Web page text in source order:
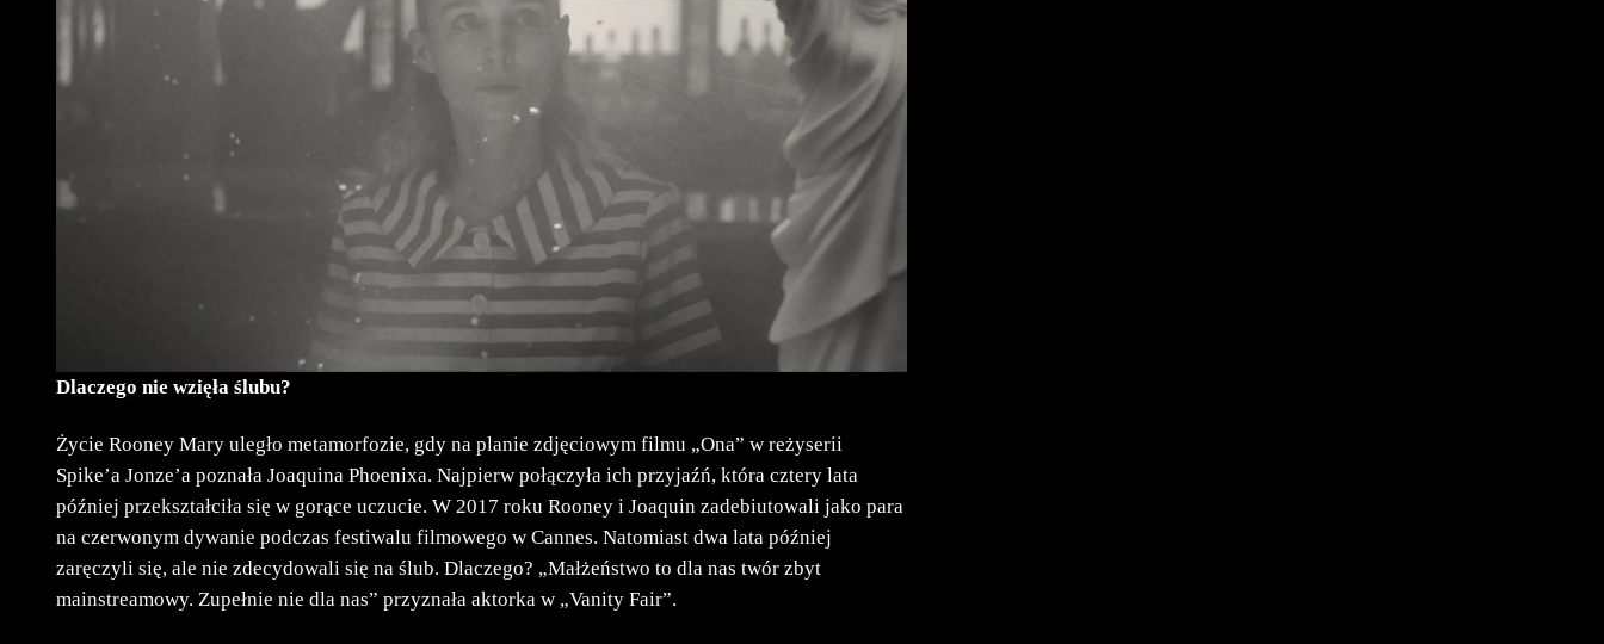
Dlaczego nie wzięła ślubu?
Życie Rooney Mary uległo metamorfozie, gdy na planie zdjęciowym filmu „Ona” w reżyserii
Spike’a Jonze’a poznała Joaquina Phoenixa. Najpierw połączyła ich przyjaźń, która cztery lata
później przekształciła się w gorące uczucie. W 2017 roku Rooney i Joaquin zadebiutowali jako para
na czerwonym dywanie podczas festiwalu filmowego w Cannes. Natomiast dwa lata później
zaręczyli się, ale nie zdecydowali się na ślub. Dlaczego? „Małżeństwo to dla nas twór zbyt
mainstreamowy. Zupełnie nie dla nas” przyznała aktorka w „Vanity Fair”.